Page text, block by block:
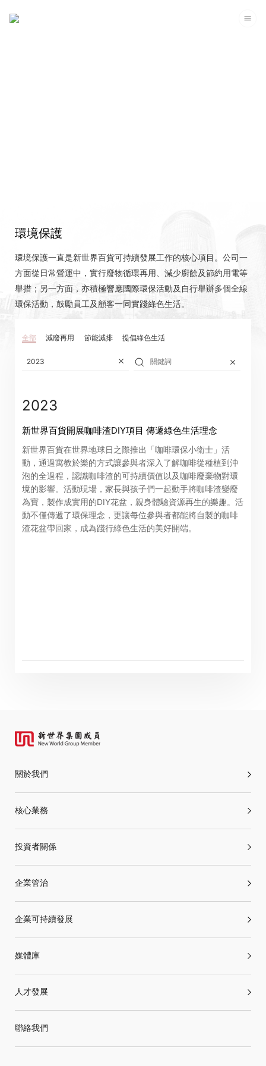
環境保護
環境保護一直是新世界百貨可持續發展工作的核心項目。公司一
方面從日常營運中，實行廢物循環再用、減少廚餘及節約用電等
舉措；另一方面，亦積極響應國際環保活動及自行舉辦多個全線
環保活動，鼓勵員工及顧客一同實踐綠色生活。
全部 減廢再用 節能減排 提倡綠色生活
2023
2023
新世界百貨開展咖啡渣DIY項目 傳遞綠色生活理念
新世界百貨在世界地球日之際推出「咖啡環保小衛士」活
動，通過寓教於樂的方式讓參與者深入了解咖啡從種植到沖
泡的全過程，認識咖啡渣的可持續價值以及咖啡廢棄物對環
境的影響。活動現場，家長與孩子們一起動手將咖啡渣變廢
為寶，製作成實用的DIY花盆，親身體驗資源再生的樂趣。活
動不僅傳遞了環保理念，更讓每位參與者都能將自製的咖啡
渣花盆帶回家，成為踐行綠色生活的美好開端。
關於我們
核心業務
投資者關係
企業管治
企業可持續發展
媒體庫
人才發展
聯絡我們
公告(補發已遺失股票)
閣下可透過以下由卓佳*提供服務的網站查看新世界百貨中